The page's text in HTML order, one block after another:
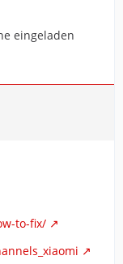
eingeladen
to-fix/